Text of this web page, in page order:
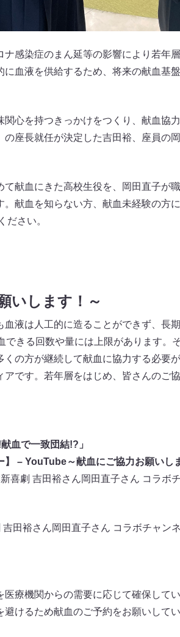
ナ感染症のまん延等の影響により若年
に血液を供給するため、将来の献血基
関心を持つきっかけをつくり、献血協
の座長就任が決定した吉田裕、座員の
て献血にきた高校生役を、岡田直子が
。献血を知らない方、献血未経験の方
ださい。
いします！～
血液は人工的に造ることができず、長
できる回数や量には上限があります。
くの方が継続して献血に協力する必要
です。若年層をはじめ、皆さんのご
血で一致団結!?」
】 – YouTube～献血にご協力お願いし
喜劇 吉田裕さん岡田直子さん コラボチ
田裕さん岡田直子さん コラボチャン
療機関からの需要に応じて確保して
けるため献血のご予約をお願いしてい